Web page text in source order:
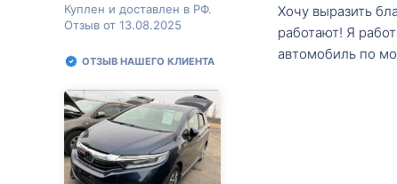
Куплен и доставлен в РФ.
Отзыв от 13.08.2025
ОТЗЫВ НАШЕГО КЛИЕНТА
Хочу выразить
работают! Я
автомобиль по